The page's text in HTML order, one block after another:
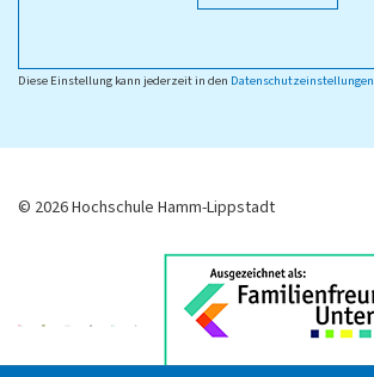
Diese Einstellung kann jederzeit in den Datenschutzeinstellungen
© 2026 Hochschule Hamm-Lippstadt